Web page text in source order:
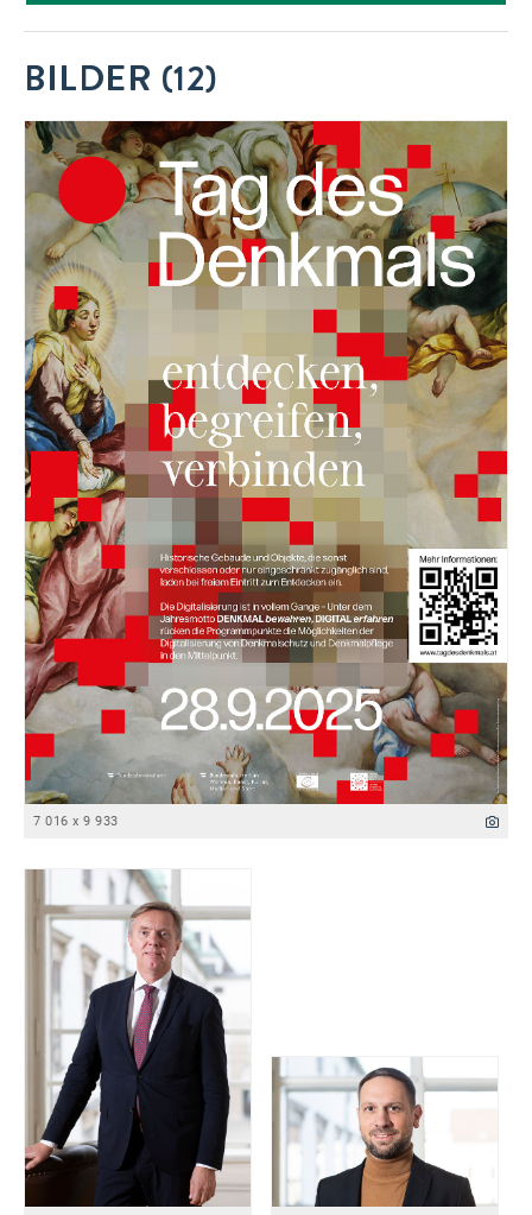
BILDER (12)
7 016 x 9 933